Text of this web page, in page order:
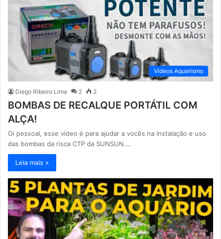
Vídeos Aquarismo
Diego Ribeiro Lima 2 2
BOMBAS DE RECALQUE PORTÁTIL COM
ALÇA!
Oi pessoal, esse vídeo é para ajudar a vocês na instalação e uso
das bombas da risca CTP da SUNSUN.…
Leia mais »